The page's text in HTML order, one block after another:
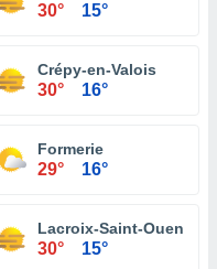
30° 15°
Crépy-en-Valois
30° 16°
Formerie
29° 16°
Lacroix-Saint-Ouen
30° 15°